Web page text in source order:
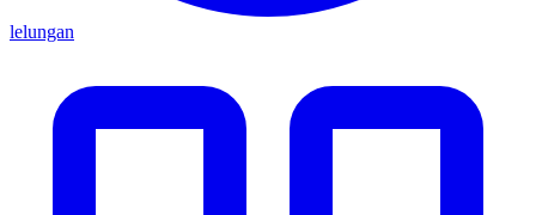
lelungan